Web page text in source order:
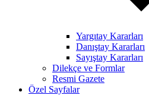
Yargıtay Kararları
Danıştay Kararları
Sayıştay Kararları
Dilekçe ve Formlar
Resmi Gazete
Özel Sayfalar